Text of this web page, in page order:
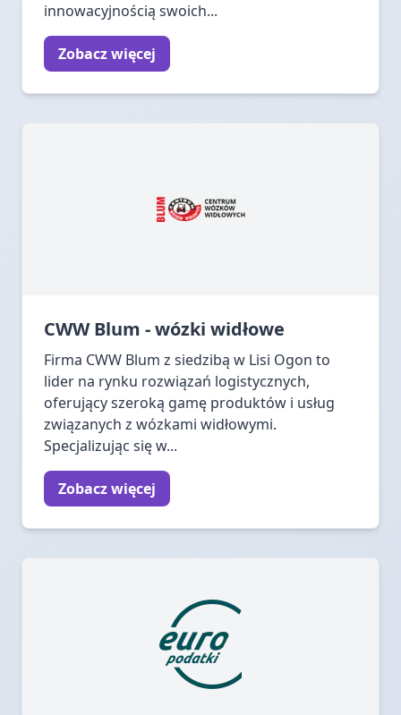
innowacyjnością swoich...
Zobacz więcej
CWW Blum - wózki widłowe
Firma CWW Blum z siedzibą w Lisi Ogon to
lider na rynku rozwiązań logistycznych,
oferujący szeroką gamę produktów i usług
związanych z wózkami widłowymi.
Specjalizując się w...
Zobacz więcej